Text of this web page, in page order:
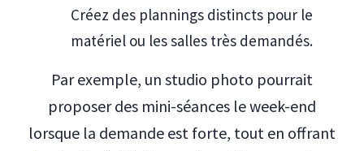
Créez des plannings distincts pour le
matériel ou les salles très demandés.
Par exemple, un studio photo pourrait
proposer des mini-séances le week-end
lorsque la demande est forte, tout en offrant